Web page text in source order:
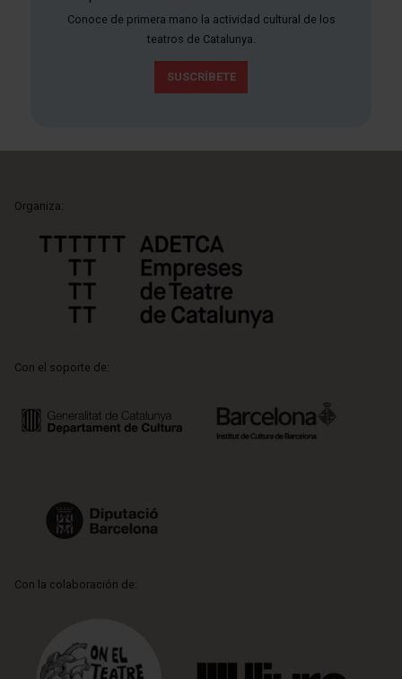
Conoce de primera mano la actividad cultural de los
teatros de Catalunya.
SUSCRÍBETE
Organiza:
Con el soporte de:
Con la colaboración de: